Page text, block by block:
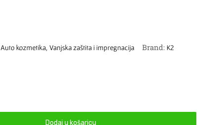
Auto kozmetika, Vanjska zaštita i impregnacija Brand: K2
Dodaj u košaricu